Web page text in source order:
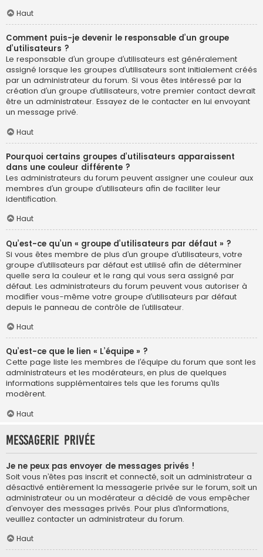
Haut
Comment puis-je devenir le responsable d’un groupe
d’utilisateurs ?
Le responsable d’un groupe d’utilisateurs est généralement
assigné lorsque les groupes d’utilisateurs sont initialement créés
par un administrateur du forum. Si vous êtes intéressé par la
création d’un groupe d’utilisateurs, votre premier contact devrait
être un administrateur. Essayez de le contacter en lui envoyant
un message privé.
Haut
Pourquoi certains groupes d’utilisateurs apparaissent
dans une couleur différente ?
Les administrateurs du forum peuvent assigner une couleur aux
membres d’un groupe d’utilisateurs afin de faciliter leur
identification.
Haut
Qu’est-ce qu’un « groupe d’utilisateurs par défaut » ?
Si vous êtes membre de plus d’un groupe d’utilisateurs, votre
groupe d’utilisateurs par défaut est utilisé afin de déterminer
quelle sera la couleur et le rang qui vous sera assigné par
défaut. Les administrateurs du forum peuvent vous autoriser à
modifier vous-même votre groupe d’utilisateurs par défaut
depuis le panneau de contrôle de l’utilisateur.
Haut
Qu’est-ce que le lien « L’équipe » ?
Cette page liste les membres de l’équipe du forum que sont les
administrateurs et les modérateurs, en plus de quelques
informations supplémentaires tels que les forums qu’ils
modèrent.
Haut
Messagerie privée
Je ne peux pas envoyer de messages privés !
Soit vous n’êtes pas inscrit et connecté, soit un administrateur a
désactivé entièrement la messagerie privée sur le forum, soit un
administrateur ou un modérateur a décidé de vous empêcher
d’envoyer des messages privés. Pour plus d’informations,
veuillez contacter un administrateur du forum.
Haut